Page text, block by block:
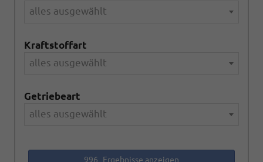
alles ausgewählt
Kraftstoffart
alles ausgewählt
Getriebeart
alles ausgewählt
996 Ergebnisse anzeigen